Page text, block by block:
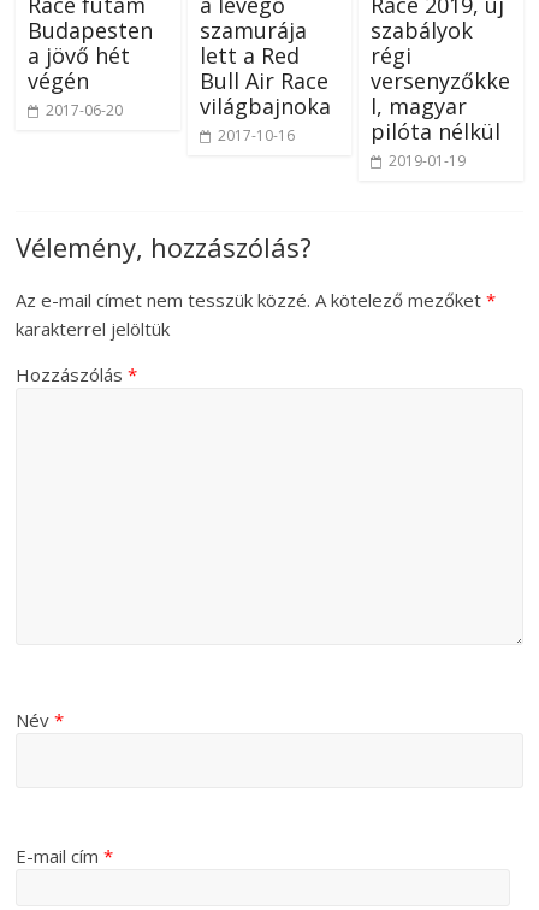
Budapesten
a jövő hét
végén
2017-06-20
szamurája
lett a Red
Bull Air Race
világbajnoka
2017-10-16
szabályok
régi
versenyzőkke
l, magyar
pilóta nélkül
2019-01-19
Vélemény, hozzászólás?
Az e-mail címet nem tesszük közzé. A kötelező mezőket*
karakterrel jelöltük
Hozzászólás*
Név*
E-mail cím*